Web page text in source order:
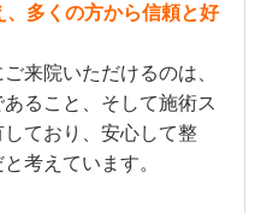
多くの方から信頼と好
来院いただけるのは、
ること、そして施術ス
ており、安心して整
考えています。